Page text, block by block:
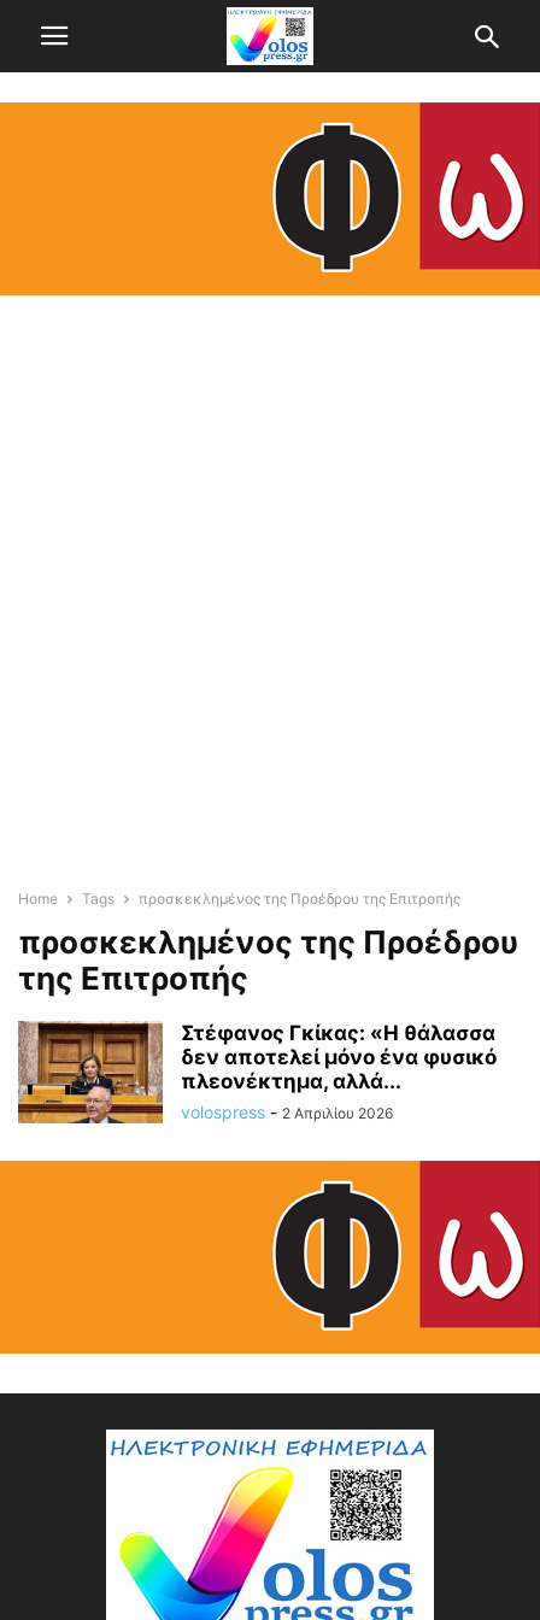
Home Tags προσκεκλημένος της Προέδρου της Επιτροπής
προσκεκλημένος της Προέδρου
της Επιτροπής
Στέφανος Γκίκας: «Η θάλασσα
δεν αποτελεί μόνο ένα φυσικό
πλεονέκτημα, αλλά...
volospress - 2 Απριλίου 2026